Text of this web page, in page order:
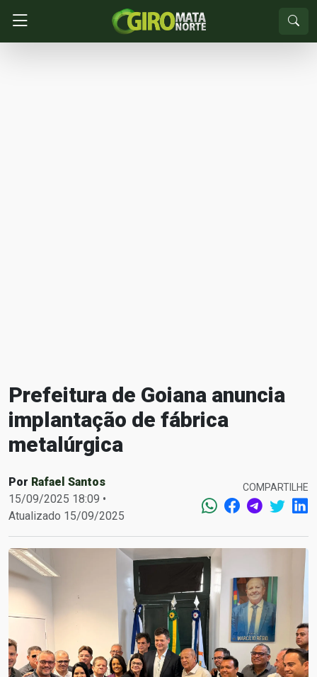
Prefeitura de Goiana anuncia
implantação de fábrica
metalúrgica
Por Rafael Santos
15/09/2025 18:09 •
Atualizado 15/09/2025
COMPARTILHE